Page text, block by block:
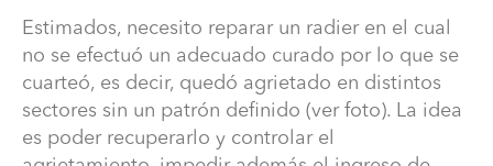
Estimados, necesito reparar un radier en el cual
no se efectuó un adecuado curado por lo que se
cuarteó, es decir, quedó agrietado en distintos
sectores sin un patrón definido (ver foto). La idea
es poder recuperarlo y controlar el